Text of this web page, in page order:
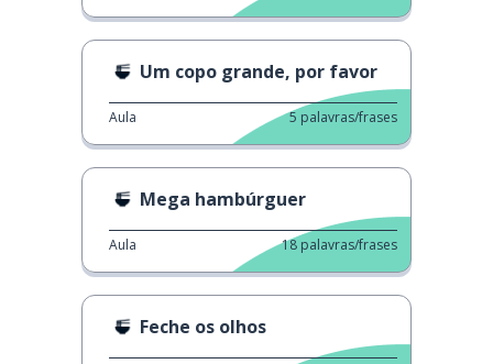
Um copo grande, por favor
Aula 5 palavras/frases
Mega hambúrguer
Aula 18 palavras/frases
Feche os olhos